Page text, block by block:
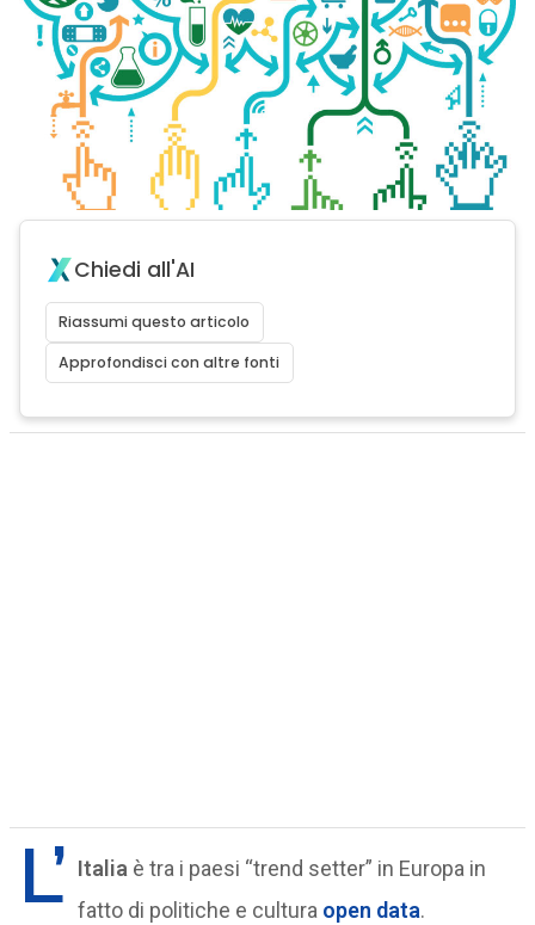
Chiedi all'AI
Riassumi questo articolo
Approfondisci con altre fonti
L’ Italia è tra i paesi “trend setter” in Europa in
fatto di politiche e cultura open data.